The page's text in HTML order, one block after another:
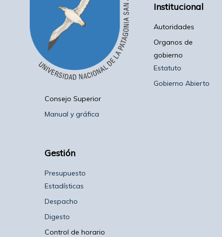
Institucional
Autoridades
Organos de
gobierno
Estatuto
Gobierno Abierto
Consejo Superior
Manual y gráfica
Gestión
Presupuesto
Estadísticas
Despacho
Digesto
Control de horario